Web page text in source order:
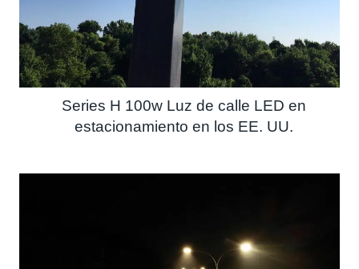
Series H 100w Luz de calle LED en
estacionamiento en los EE. UU.